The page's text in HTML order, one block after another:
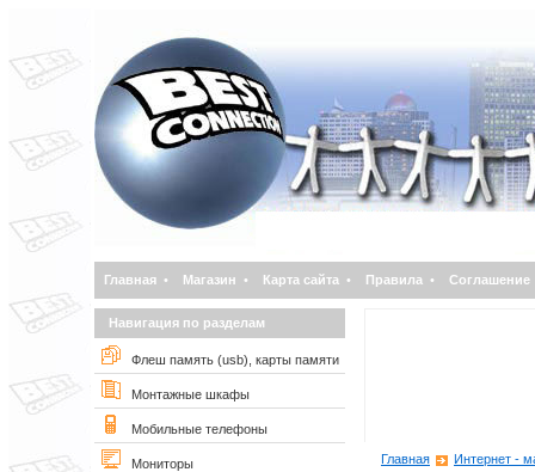
Главная • Магазин • Карта сайта • Правила • Соглашение
Навигация по разделам
Флеш память (usb), карты памяти
Монтажные шкафы
Мобильные телефоны
Мониторы Главная Интернет -